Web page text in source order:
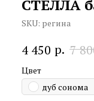
СТЕЛЛА
SKU: регина
4 450 р. 7
Цвет
дуб сонома